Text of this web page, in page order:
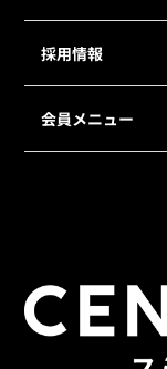
採用情報
会員メニュー